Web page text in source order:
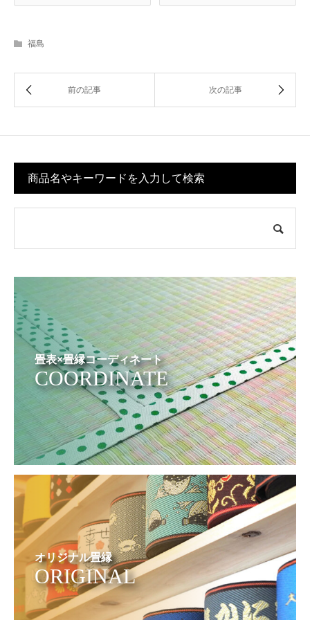
福島
商品名やキーワードを入力して検索
畳表×畳縁コーディネート
COORDINATE
オリジナル畳縁
ORIGINAL